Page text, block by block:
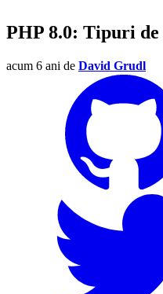
PHP 8.0: Tipuri de
acum 6 ani de David Grudl